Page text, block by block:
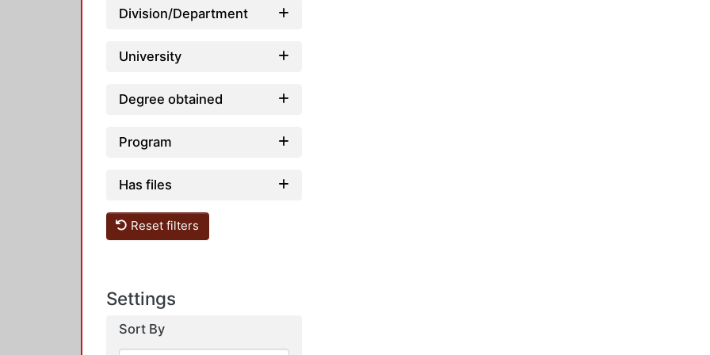
Division/Department
University
Degree obtained
Program
Has files
Reset filters
Settings
Sort By